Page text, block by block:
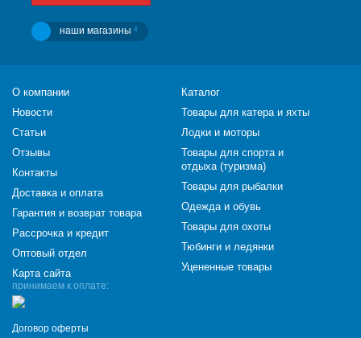
наши магазины 4
принимаем к оплате:
Договор оферты
О компании
Новости
Статьи
Отзывы
Контакты
Доставка и оплата
Гарантия и возврат товара
Рассрочка и кредит
Оптовый отдел
Карта сайта
Каталог
Товары для катера и яхты
Лодки и моторы
Товары для спорта и
отдыха (туризма)
Товары для рыбалки
Одежда и обувь
Товары для охоты
Тюбинги и ледянки
Уцененные товары